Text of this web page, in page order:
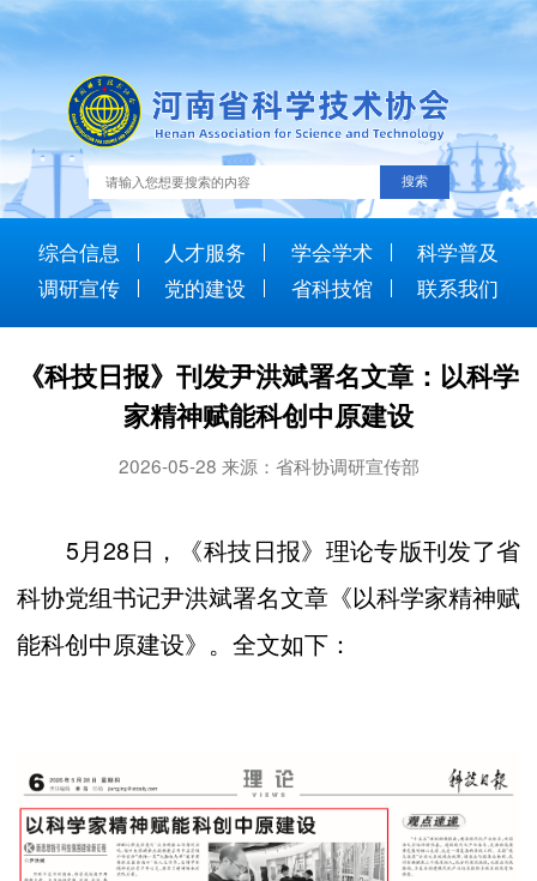
综合信息 人才服务 学会学术
科学普及
调研宣传
党的建设 省科技馆 联系我们
《科技日报》刊发尹洪斌署名文章：以科学
家精神赋能科创中原建设
2026-05-28 来源：省科协调研宣传部
5月28日，《科技日报》理论专版刊发了省
科协党组书记尹洪斌署名文章《以科学家精神赋
能科创中原建设》。全文如下：